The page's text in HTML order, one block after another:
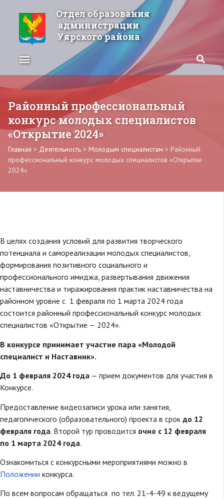
Отдел образования
администрации
Уярского района
Районный профессиональный
конкурс молодых специалистов
«Открытие 2024»
Главная > Деятельность > Молодым специалистам > Районный
профессиональный конкурс молодых специалистов «Открытие
2024»
В целях создания условий для развития творческого
потенциала и самореализации молодых специалистов,
формирования позитивного социального и
профессионального имиджа, развертывания движения
наставничества и тиражирования практик наставничества на
районном уровне с 1 февраля по 1 марта 2024 года
состоится районный профессиональный конкурс молодых
специалистов «Открытие — 2024».
В конкурсе принимает участие пара «Молодой
специалист и Наставник».
До 1 февраля 2024 года — прием документов для участия в
Конкурсе.
Предоставление видеозаписи урока или занятия,
педагогического (образовательного) проекта в срок до 12
февраля года. Второй тур проводится очно с 12 февраля
по 1 марта 2024года.
Ознакомиться с конкурсными мероприятиями можно в
Положении конкурса.
По всем вопросам обращаться по тел. 21-4-49 к ведущему